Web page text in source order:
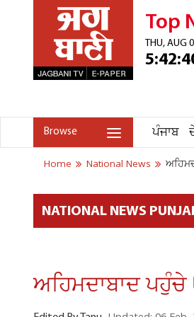
Top
THU, AUG
Browse ਪੰਜਾਬ
Home National News
NATIONAL NEWS
ਅਹਿਮਦਾਬਾਦ ਪਹੁੰਚੇ